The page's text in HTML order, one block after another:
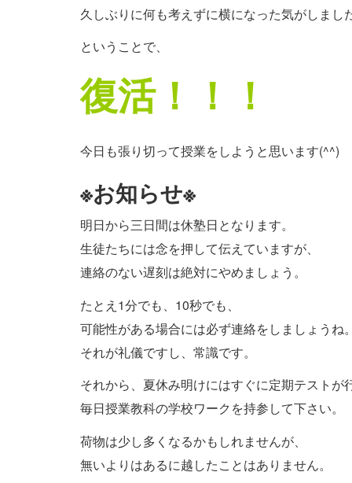
久しぶりに何も考えずに横になった気がしました
ということで、
復活！！！
今日も張り切って授業をしようと思います(^^)
※お知らせ※
明日から三日間は休塾日となります。
生徒たちには念を押して伝えていますが、
連絡のない遅刻は絶対にやめましょう。
たとえ1分でも、10秒でも、
可能性がある場合には必ず連絡をしましょうね。
それが礼儀ですし、常識です。
それから、夏休み明けにはすぐに定期テストが
毎日授業教科の学校ワークを持参して下さい。
荷物は少し多くなるかもしれませんが、
無いよりはあるに越したことはありません。